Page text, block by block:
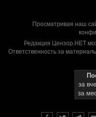
Просматривая наш
Редакция Цензор.НЕТ
Ответственность за
за
за